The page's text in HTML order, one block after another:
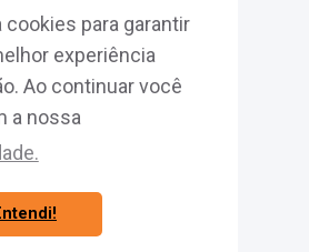
para garantir
experiência
Ao continuar você
a nossa
Associe-se
Fazer Login